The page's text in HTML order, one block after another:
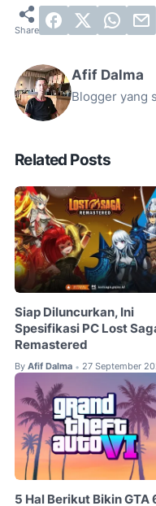
Afif Dalma
Blogger yang
Related Posts
Siap Diluncurkan, Ini
Spesifikasi PC Lost
Remastered
By Afif Dalma • 27 September
5 Hal Berikut Bikin GTA